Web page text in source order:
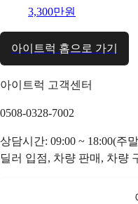
3,300만원
아이트럭 홈으로 가기
아이트럭 고객센터
0508-0328-7002
상담시간: 09:00 ~ 18:00(주
딜러 입점, 차량 판매, 차량